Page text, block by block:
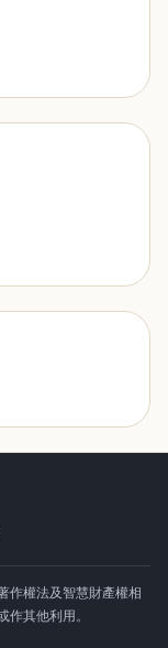
作權法及智慧財產權相
作其他利用。